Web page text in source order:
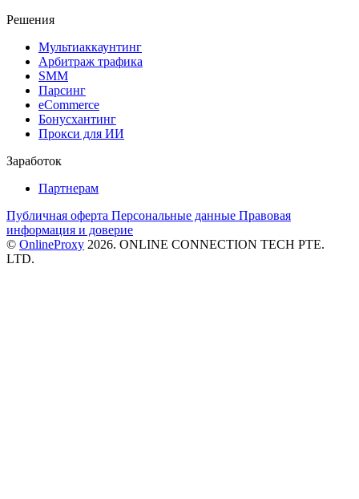
Решения
Мультиаккаунтинг
Арбитраж трафика
SMM
Парсинг
eCommerce
Бонусхантинг
Прокси для ИИ
Заработок
Партнерам
Публичная оферта Персональные данные Правовая
информация и доверие
© OnlineProxy 2026. ONLINE CONNECTION TECH PTE.
LTD.